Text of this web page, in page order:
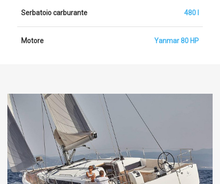
Serbatoio carburante 480 l
Motore Yanmar 80 HP